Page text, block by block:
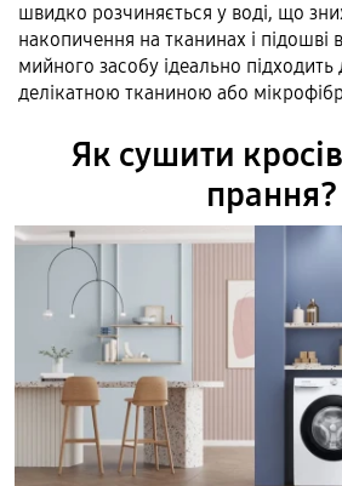
швидко розчиняється у воді, що
накопичення на тканинах і підошві
мийного засобу ідеально підходить
делікатною тканиною або
Як сушити
прання?